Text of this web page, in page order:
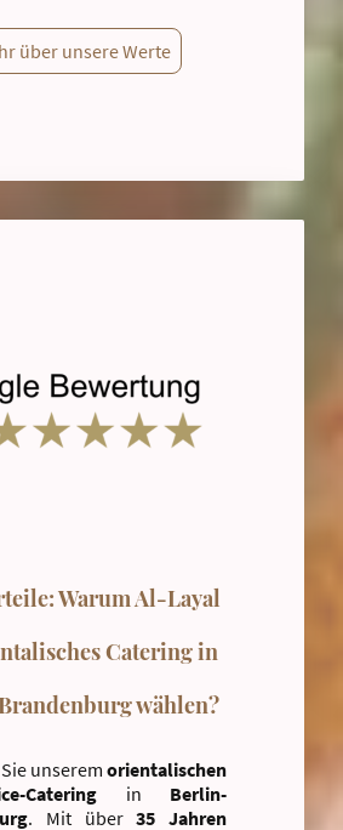
über unsere Werte
Warum Al-Layal
Catering in
wählen?
unserem orientalischen
Catering in Berlin-
. Mit über35 Jahren